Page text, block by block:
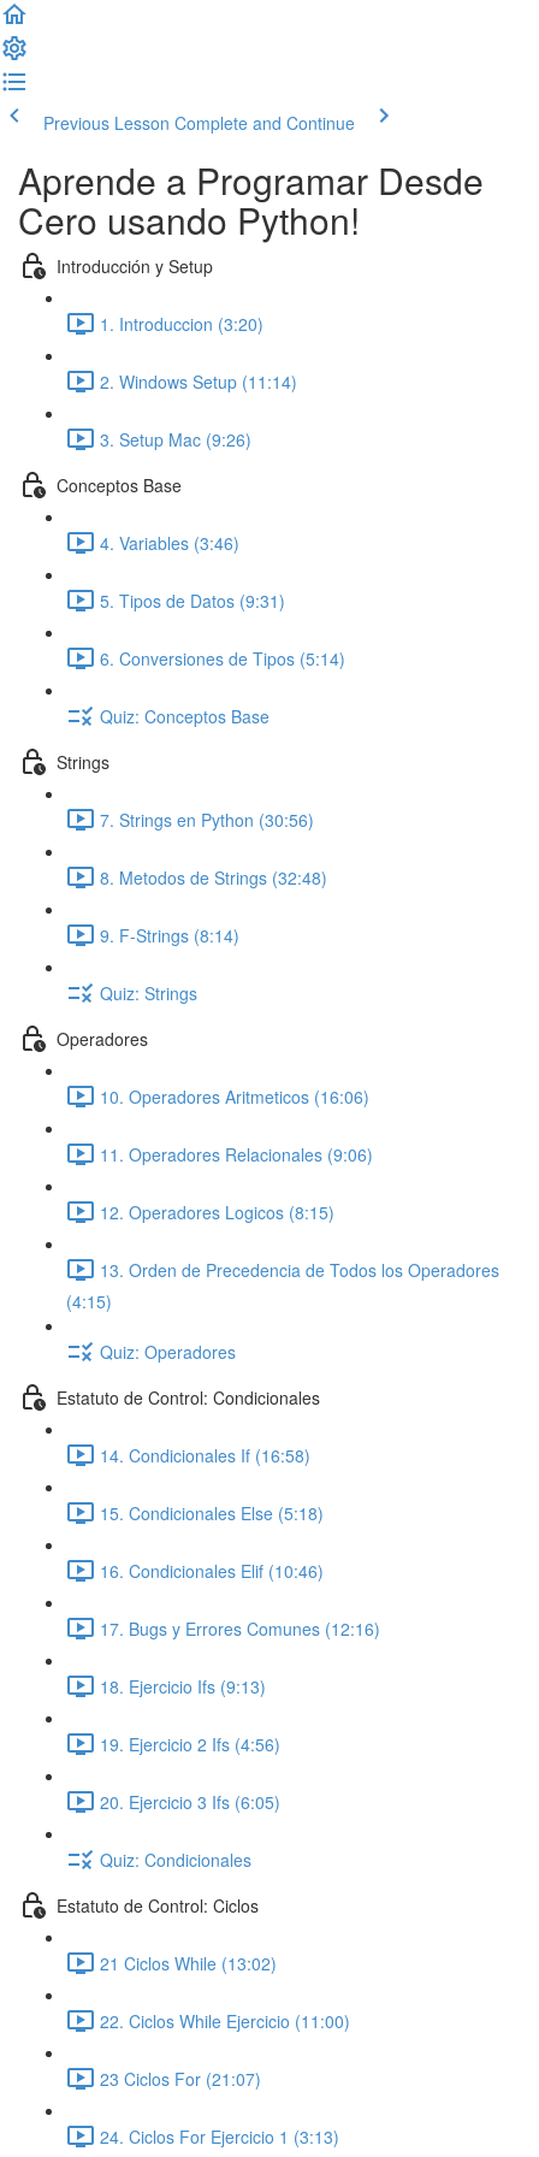
Previous Lesson Complete and Continue
Aprende a Programar Desde
Cero usando Python!
Introducción y Setup
1. Introduccion (3:20)
2. Windows Setup (11:14)
3. Setup Mac (9:26)
Conceptos Base
4. Variables (3:46)
5. Tipos de Datos (9:31)
6. Conversiones de Tipos (5:14)
Quiz: Conceptos Base
Strings
7. Strings en Python (30:56)
8. Metodos de Strings (32:48)
9. F-Strings (8:14)
Quiz: Strings
Operadores
10. Operadores Aritmeticos (16:06)
11. Operadores Relacionales (9:06)
12. Operadores Logicos (8:15)
13. Orden de Precedencia de Todos los Operadores
(4:15)
Quiz: Operadores
Estatuto de Control: Condicionales
14. Condicionales If (16:58)
15. Condicionales Else (5:18)
16. Condicionales Elif (10:46)
17. Bugs y Errores Comunes (12:16)
18. Ejercicio Ifs (9:13)
19. Ejercicio 2 Ifs (4:56)
20. Ejercicio 3 Ifs (6:05)
Quiz: Condicionales
Estatuto de Control: Ciclos
21 Ciclos While (13:02)
22. Ciclos While Ejercicio (11:00)
23 Ciclos For (21:07)
24. Ciclos For Ejercicio 1 (3:13)